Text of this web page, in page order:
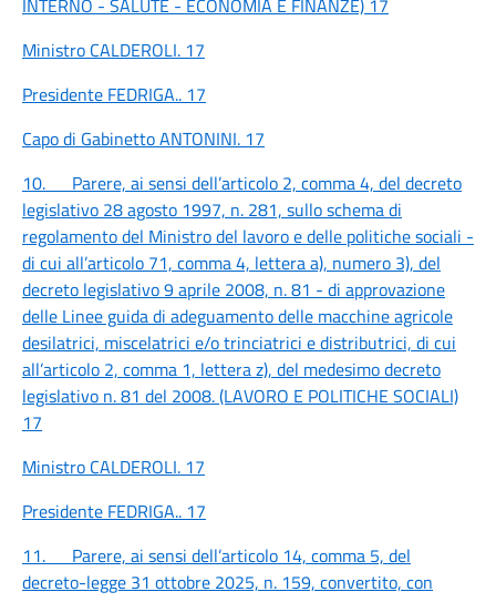
INTERNO - SALUTE - ECONOMIA E FINANZE) 17
Ministro CALDEROLI. 17
Presidente FEDRIGA.. 17
Capo di Gabinetto ANTONINI. 17
10. Parere, ai sensi dell’articolo 2, comma 4, del decreto
legislativo 28 agosto 1997, n. 281, sullo schema di
regolamento del Ministro del lavoro e delle politiche sociali -
di cui all’articolo 71, comma 4, lettera a), numero 3), del
decreto legislativo 9 aprile 2008, n. 81 - di approvazione
delle Linee guida di adeguamento delle macchine agricole
desilatrici, miscelatrici e/o trinciatrici e distributrici, di cui
all’articolo 2, comma 1, lettera z), del medesimo decreto
legislativo n. 81 del 2008. (LAVORO E POLITICHE SOCIALI)
17
Ministro CALDEROLI. 17
Presidente FEDRIGA.. 17
11. Parere, ai sensi dell’articolo 14, comma 5, del
decreto-legge 31 ottobre 2025, n. 159, convertito, con